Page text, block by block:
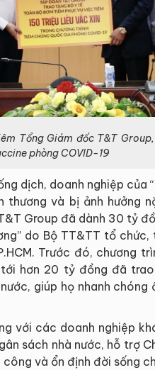
Tổng Giám đốc T&T
phòng COVID-19
dịch, doanh nghiệp của
và bị ảnh hưởng
Group đã dành 30 tỷ
do Bộ TT&TT tổ
Trước đó, chương
hơn 20 tỷ đồng đã
giúp họ nhanh chóng
với các doanh nghiệp
sách nhà nước, hỗ trợ
và ổn định đời sống